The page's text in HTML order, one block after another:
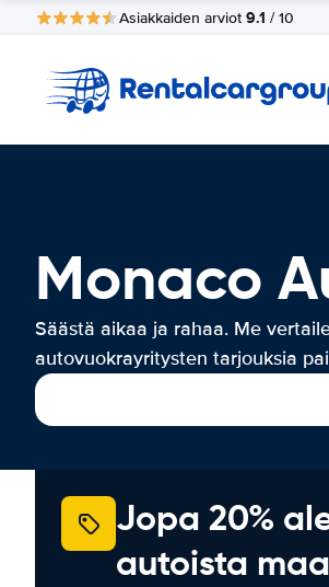
Asiakkaiden arviot 9.1 / 10
Monaco
Säästä aikaa ja rahaa. Me
autovuokrayritysten tarjouksia
Jopa 20%
autoista